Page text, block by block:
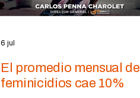
El promedio mensual de
feminicidios cae 10%
6 jul